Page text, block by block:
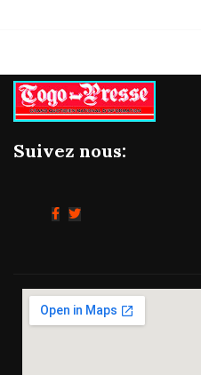
Suivez nous: